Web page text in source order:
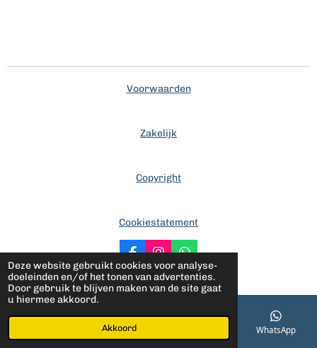
Deze website gebruikt cookies voor analyse-
doeleinden en/of het tonen van advertenties.
Door gebruik te blijven maken van de site gaat
u hiermee akkoord.
Akkoord
Voorwaarden
Zakelijk
Copyright
Cookiestatement
a
c
e
o
o
k
n
s
t
g
a
h
a
t
A
p
© 2020 - 2026 Anybed
Telefoonnummer WhatsApp